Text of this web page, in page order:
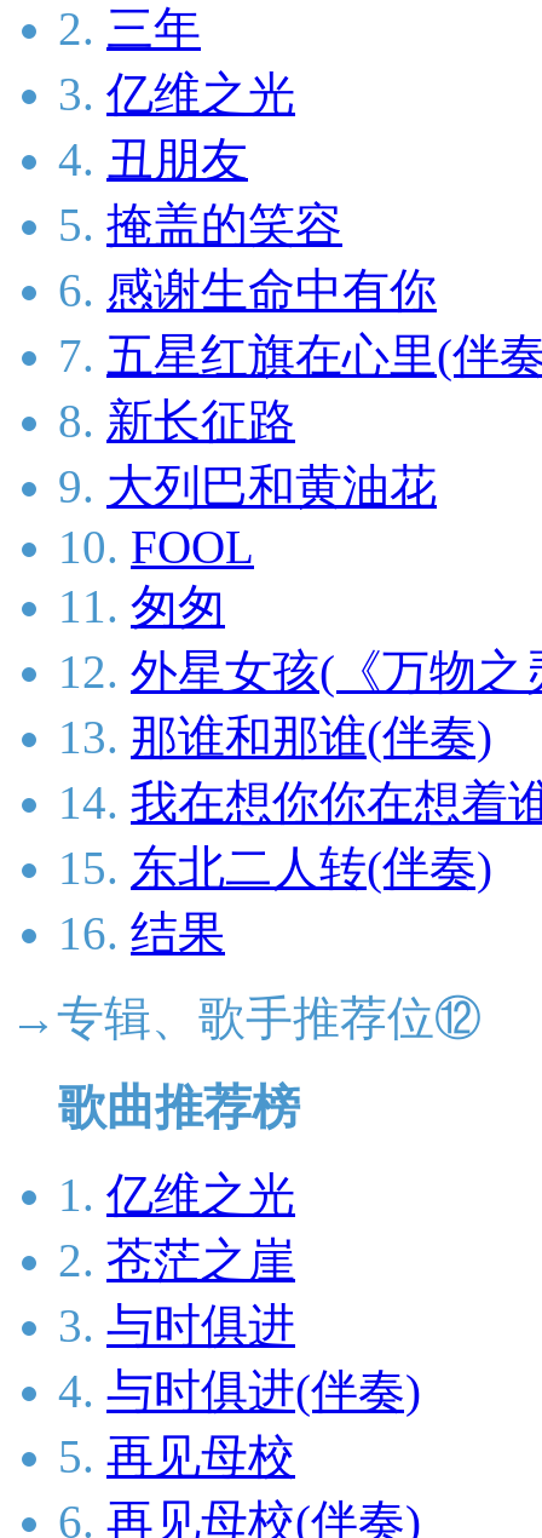
2. 三年
3. 亿维之光
4. 丑朋友
5. 掩盖的笑容
6. 感谢生命中有你
7. 五星红旗在心里(伴
8. 新长征路
9. 大列巴和黄油花
10. FOOL
11. 匆匆
12. 外星女孩(《万物之
13. 那谁和那谁(伴奏)
14. 我在想你你在想着
15. 东北二人转(伴奏)
16. 结果
→专辑、歌手推荐位⑫
歌曲推荐榜
1. 亿维之光
2. 苍茫之崖
3. 与时俱进
4. 与时俱进(伴奏)
5. 再见母校
6. 再见母校(伴奏)